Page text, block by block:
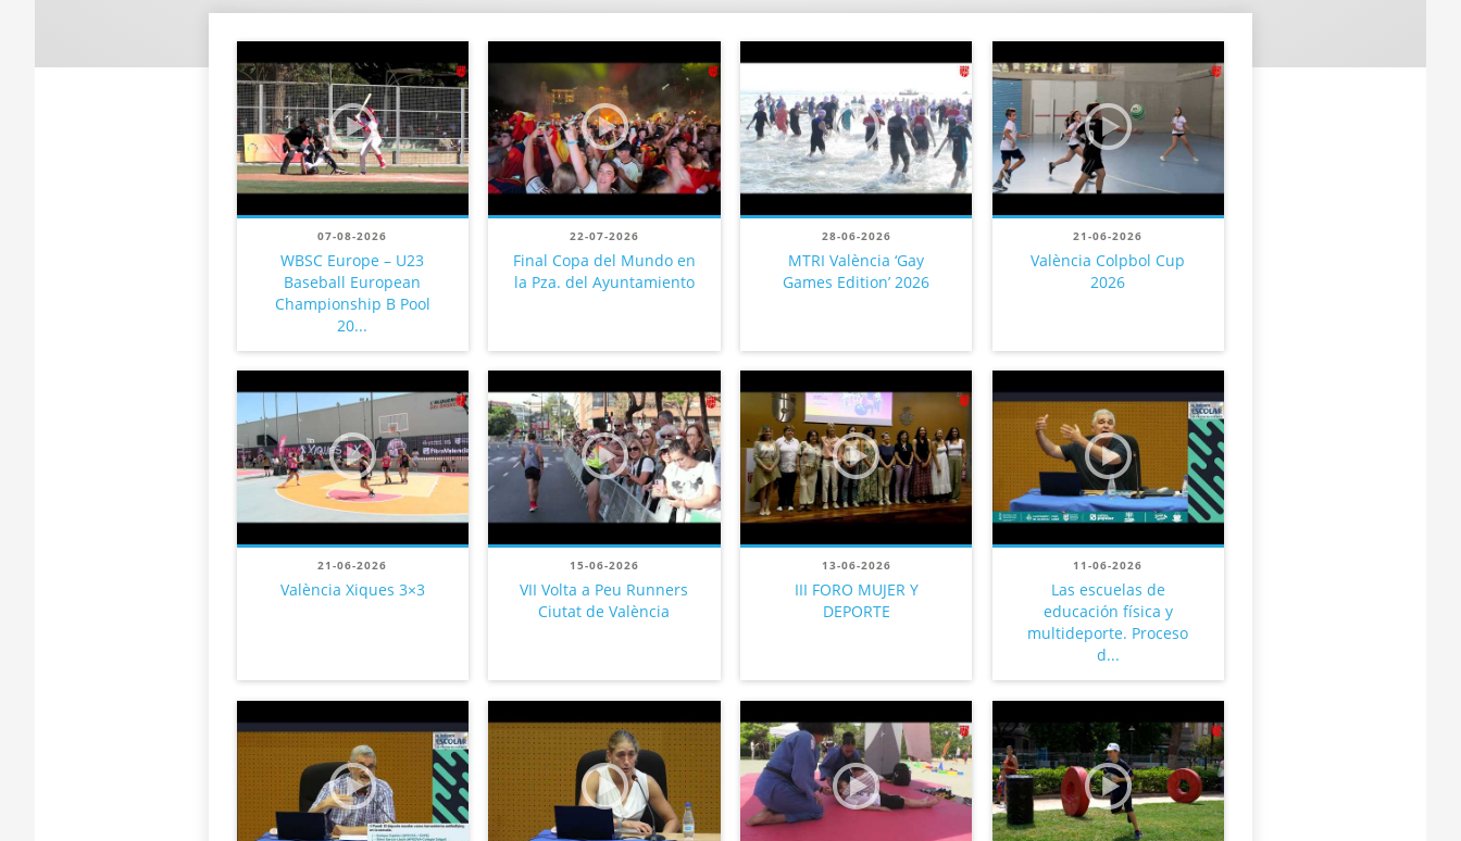
07-08-2026
WBSC Europe – U23
Baseball European
Championship B Pool
20...
22-07-2026
Final Copa del Mundo en
la Pza. del Ayuntamiento
28-06-2026
MTRI València ‘Gay
Games Edition’ 2026
21-06-2026
València Colpbol Cup
2026
21-06-2026
València Xiques 3×3
15-06-2026
VII Volta a Peu Runners
Ciutat de València
13-06-2026
III FORO MUJER Y
DEPORTE
11-06-2026
Las escuelas de
educación física y
multideporte. Proceso
d...